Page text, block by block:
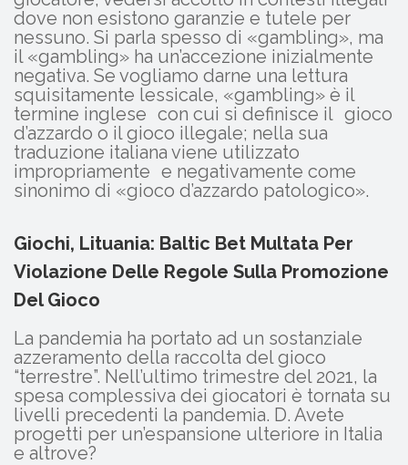
dove non esistono garanzie e tutele per
nessuno. Si parla spesso di «gambling», ma
il «gambling» ha un’accezione inizialmente
negativa. Se vogliamo darne una lettura
squisitamente lessicale, «gambling» è il
termine inglese con cui si definisce il gioco
d’azzardo o il gioco illegale; nella sua
traduzione italiana viene utilizzato
impropriamente e negativamente come
sinonimo di «gioco d’azzardo patologico».
Giochi, Lituania: Baltic Bet Multata Per
Violazione Delle Regole Sulla Promozione
Del Gioco
La pandemia ha portato ad un sostanziale
azzeramento della raccolta del gioco
“terrestre”. Nell’ultimo trimestre del 2021, la
spesa complessiva dei giocatori è tornata su
livelli precedenti la pandemia. D. Avete
progetti per un’espansione ulteriore in Italia
e altrove?